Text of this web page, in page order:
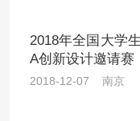
2018年全国大学
A创新设计邀请赛
2018-12-07 南京